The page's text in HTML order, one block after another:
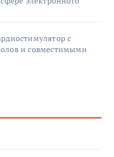
с
и совместимыми